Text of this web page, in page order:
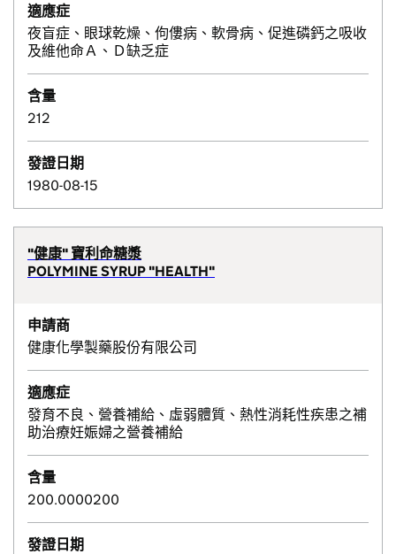
適應症
夜盲症、眼球乾燥、佝僂病、軟骨病、促進磷鈣之吸收
及維他命Ａ、Ｄ缺乏症
含量
212
發證日期
1980-08-15
"健康" 寶利命糖漿
POLYMINE SYRUP "HEALTH"
申請商
健康化學製藥股份有限公司
適應症
發育不良、營養補給、虛弱體質、熱性消耗性疾患之補
助治療妊娠婦之營養補給
含量
200.0000200
發證日期